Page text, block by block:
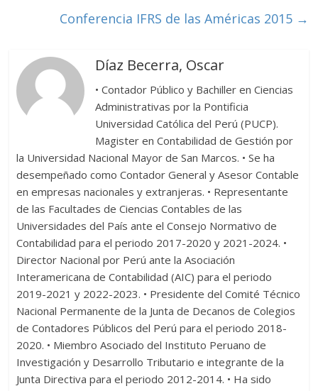
Conferencia IFRS de las Américas 2015 →
Díaz Becerra, Oscar
• Contador Público y Bachiller en Ciencias
Administrativas por la Pontificia
Universidad Católica del Perú (PUCP).
Magister en Contabilidad de Gestión por
la Universidad Nacional Mayor de San Marcos. • Se ha
desempeñado como Contador General y Asesor Contable
en empresas nacionales y extranjeras. • Representante
de las Facultades de Ciencias Contables de las
Universidades del País ante el Consejo Normativo de
Contabilidad para el periodo 2017-2020 y 2021-2024. •
Director Nacional por Perú ante la Asociación
Interamericana de Contabilidad (AIC) para el periodo
2019-2021 y 2022-2023. • Presidente del Comité Técnico
Nacional Permanente de la Junta de Decanos de Colegios
de Contadores Públicos del Perú para el periodo 2018-
2020. • Miembro Asociado del Instituto Peruano de
Investigación y Desarrollo Tributario e integrante de la
Junta Directiva para el periodo 2012-2014. • Ha sido